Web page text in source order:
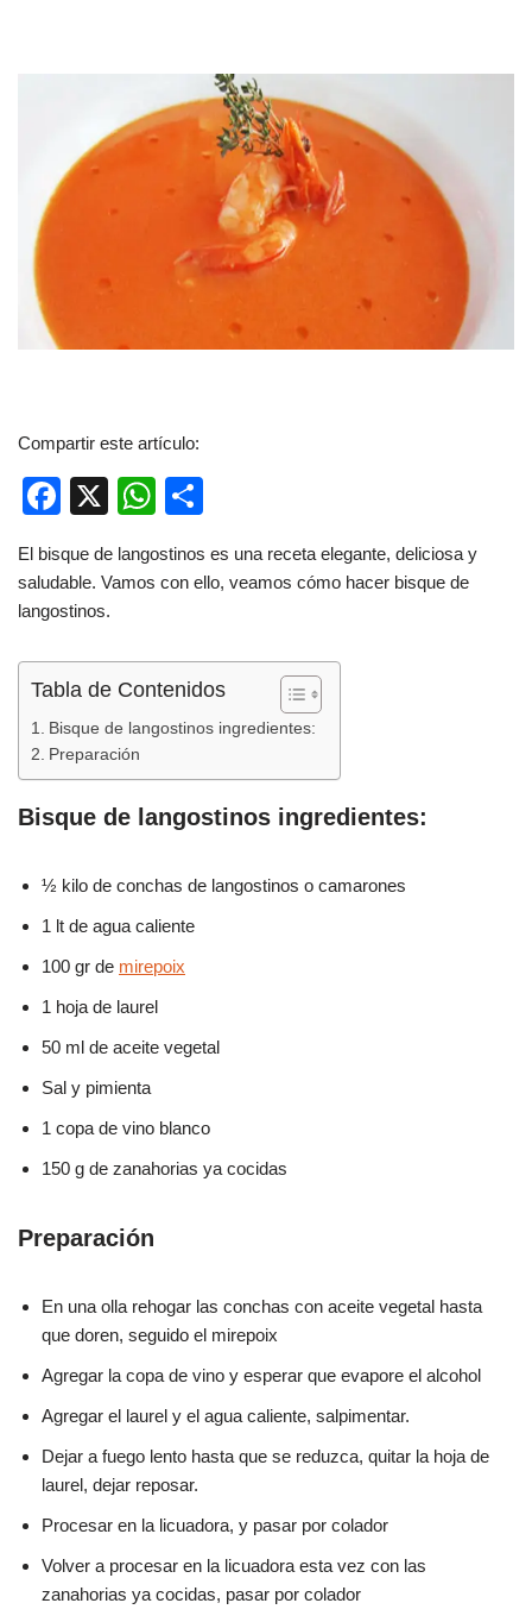
Compartir este artículo:
F
c
e
o
o
k
X
W
at
p
p
m
tir
El bisque de langostinos es una receta elegante, deliciosa y
saludable. Vamos con ello, veamos cómo hacer bisque de
langostinos.
Tabla de Contenidos
Bisque de langostinos ingredientes:
Preparación
Bisque de langostinos ingredientes:
½ kilo de conchas de langostinos o camarones
1 lt de agua caliente
100 gr de mirepoix
1 hoja de laurel
50 ml de aceite vegetal
Sal y pimienta
1 copa de vino blanco
150 g de zanahorias ya cocidas
Preparación
En una olla rehogar las conchas con aceite vegetal hasta
que doren, seguido el mirepoix
Agregar la copa de vino y esperar que evapore el alcohol
Agregar el laurel y el agua caliente, salpimentar.
Dejar a fuego lento hasta que se reduzca, quitar la hoja de
laurel, dejar reposar.
Procesar en la licuadora, y pasar por colador
Volver a procesar en la licuadora esta vez con las
zanahorias ya cocidas, pasar por colador